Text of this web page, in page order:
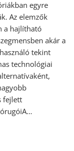
egyre
Az elemzők
a hajlítható
akár a
tekint
technológiai
fejlett